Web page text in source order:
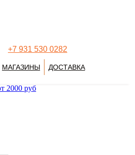
+7 931 530 0282
МАГАЗИНЫ ДОСТАВКА